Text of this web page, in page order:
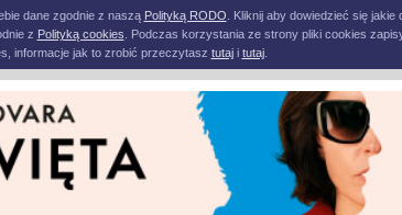
dane zgodnie z naszą Polityką RODO . Kliknij aby dowiedzieć się
z Polityką cookies . Podczas korzystania ze strony pliki cookies
informacje jak to zrobić przeczytasz tutaji tutaj.